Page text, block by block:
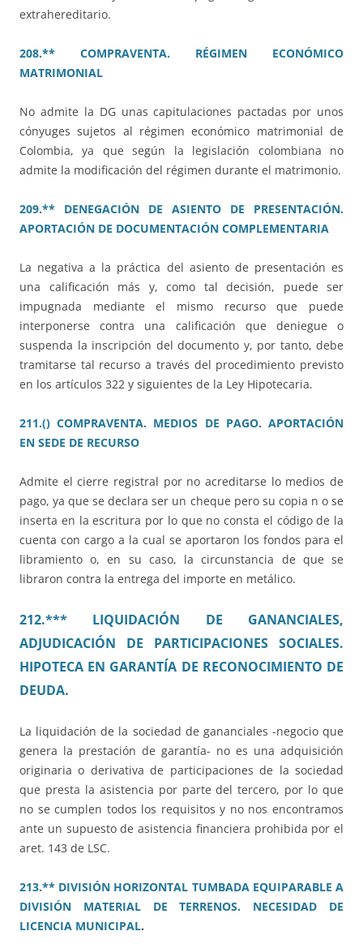
extrahereditario.
208.** COMPRAVENTA. RÉGIMEN ECONÓMICO
MATRIMONIAL
No admite la DG unas capitulaciones pactadas por unos
cónyuges sujetos al régimen económico matrimonial de
Colombia, ya que según la legislación colombiana no
admite la modificación del régimen durante el matrimonio.
209.** DENEGACIÓN DE ASIENTO DE PRESENTACIÓN.
APORTACIÓN DE DOCUMENTACIÓN COMPLEMENTARIA
La negativa a la práctica del asiento de presentación es
una calificación más y, como tal decisión, puede ser
impugnada mediante el mismo recurso que puede
interponerse contra una calificación que deniegue o
suspenda la inscripción del documento y, por tanto, debe
tramitarse tal recurso a través del procedimiento previsto
en los artículos 322 y siguientes de la Ley Hipotecaria.
211.() COMPRAVENTA. MEDIOS DE PAGO. APORTACIÓN
EN SEDE DE RECURSO
Admite el cierre registral por no acreditarse lo medios de
pago, ya que se declara ser un cheque pero su copia n o se
inserta en la escritura por lo que no consta el código de la
cuenta con cargo a la cual se aportaron los fondos para el
libramiento o, en su caso, la circunstancia de que se
libraron contra la entrega del importe en metálico.
212.*** LIQUIDACIÓN DE GANANCIALES,
ADJUDICACIÓN DE PARTICIPACIONES SOCIALES.
HIPOTECA EN GARANTÍA DE RECONOCIMIENTO DE
DEUDA.
La liquidación de la sociedad de gananciales -negocio que
genera la prestación de garantía- no es una adquisición
originaria o derivativa de participaciones de la sociedad
que presta la asistencia por parte del tercero, por lo que
no se cumplen todos los requisitos y no nos encontramos
ante un supuesto de asistencia financiera prohibida por el
aret. 143 de LSC.
213.** DIVISIÓN HORIZONTAL TUMBADA EQUIPARABLE A
DIVISIÓN MATERIAL DE TERRENOS. NECESIDAD DE
LICENCIA MUNICIPAL.